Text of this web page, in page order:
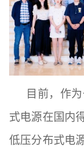
目前，作
式电源在国内
低压分布式电